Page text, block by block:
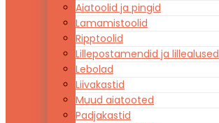
Aiatoolid ja pingid
Lamamistoolid
Ripptoolid
Lillepostamendid ja lillealused
Lebolad
Liivakastid
Muud aiatooted
Padjakastid